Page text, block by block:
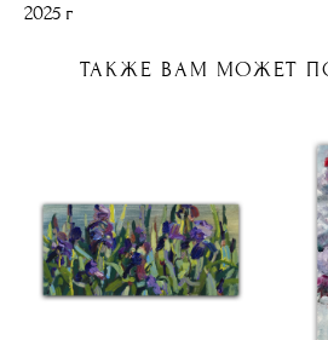
2025 г
ТАКЖЕ ВАМ МОЖЕТ